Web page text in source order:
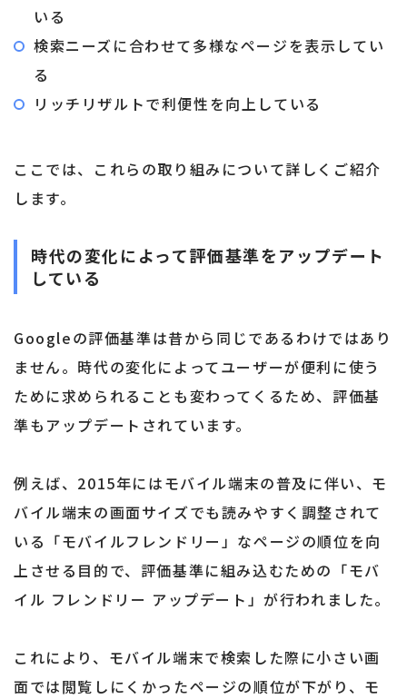
いる
検索ニーズに合わせて多様なページを表示してい
る
リッチリザルトで利便性を向上している
ここでは、これらの取り組みについて詳しくご紹介
します。
時代の変化によって評価基準をアップデート
している
Googleの評価基準は昔から同じであるわけではあり
ません。時代の変化によってユーザーが便利に使う
ために求められることも変わってくるため、評価基
準もアップデートされています。
例えば、2015年にはモバイル端末の普及に伴い、モ
バイル端末の画面サイズでも読みやすく調整されて
いる「モバイルフレンドリー」なページの順位を向
上させる目的で、評価基準に組み込むための「モバ
イル フレンドリー アップデート」が行われました。
これにより、モバイル端末で検索した際に小さい画
面では閲覧しにくかったページの順位が下がり、モ